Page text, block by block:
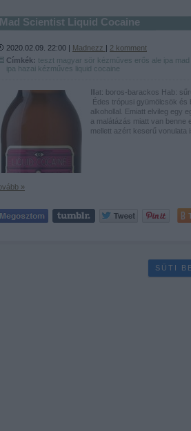
Mad Scientist Liquid Cocaine
2020.02.09. 22:00 | Madnezz | 2 komment
Címkék: teszt magyar sör kézműves erős ale ipa
ipa hazai kézműves liquid cocaine
Illat: boros-barackos Hab:
Édes trópusi gyümölcsök
alkohollal. Emiatt elvileg egy
a malátázás miatt van benne
mellett azért keserű vonulata
»
SÜTI